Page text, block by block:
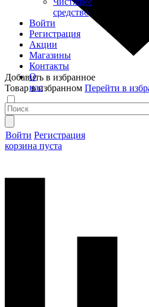
средство
Войти
Регистрация
Акции
Магазины
Контакты
О
нас
Войти Регистрация
корзина пуста
Добавить в избранное
Товар в избранном Перейти в